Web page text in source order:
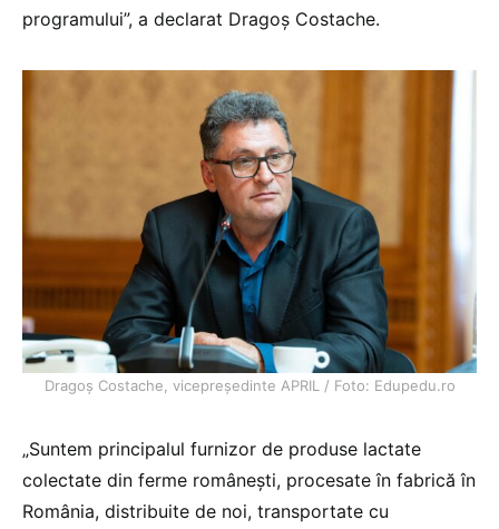
programului”, a declarat Dragoș Costache.
Dragoș Costache, vicepreședinte APRIL / Foto: Edupedu.ro
„Suntem principalul furnizor de produse lactate
colectate din ferme românești, procesate în fabrică în
România, distribuite de noi, transportate cu